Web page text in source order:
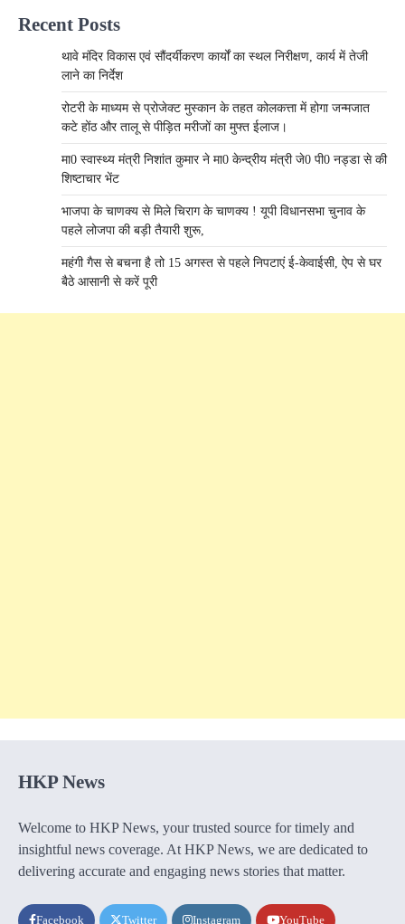
Recent Posts
थावे मंदिर विकास एवं सौंदर्यीकरण कार्यों का स्थल निरीक्षण, कार्य में तेजी
लाने का निर्देश
रोटरी के माध्यम से प्रोजेक्ट मुस्कान के तहत कोलकत्ता में होगा जन्मजात
कटे होंठ और तालू से पीड़ित मरीजों का मुफ्त ईलाज।
मा0 स्वास्थ्य मंत्री निशांत कुमार ने मा0 केन्द्रीय मंत्री जे0 पी0 नड्डा से की
शिष्टाचार भेंट
भाजपा के चाणक्य से मिले चिराग के चाणक्य ! यूपी विधानसभा चुनाव के
पहले लोजपा की बड़ी तैयारी शुरू,
महंगी गैस से बचना है तो 15 अगस्त से पहले निपटाएं ई-केवाईसी, ऐप से घर
बैठे आसानी से करें पूरी
HKP News
Welcome to HKP News, your trusted source for timely and
insightful news coverage. At HKP News, we are dedicated to
delivering accurate and engaging news stories that matter.
Facebook Twitter Instagram YouTube